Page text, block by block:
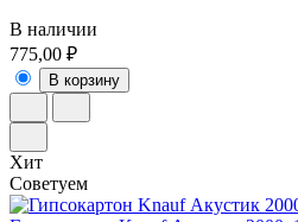
В наличии
775,00 ₽
В корзину
Хит
Советуем